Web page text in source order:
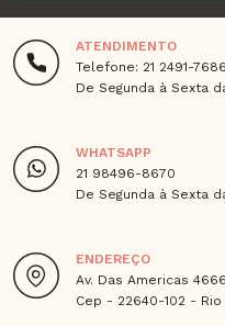
ATENDIMENTO
Telefone: 21 2491-7686
De Segunda à Sexta
WHATSAPP
21 98496-8670
De Segunda à Sexta
ENDEREÇO
Av. Das Americas
Cep - 22640-102 -